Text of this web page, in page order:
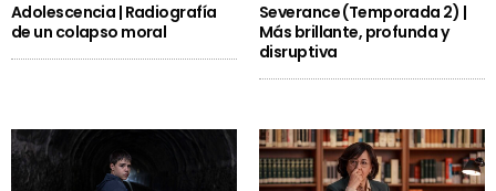
Adolescencia | Radiografía
de un colapso moral
Severance (Temporada 2) |
Más brillante, profunda y
disruptiva